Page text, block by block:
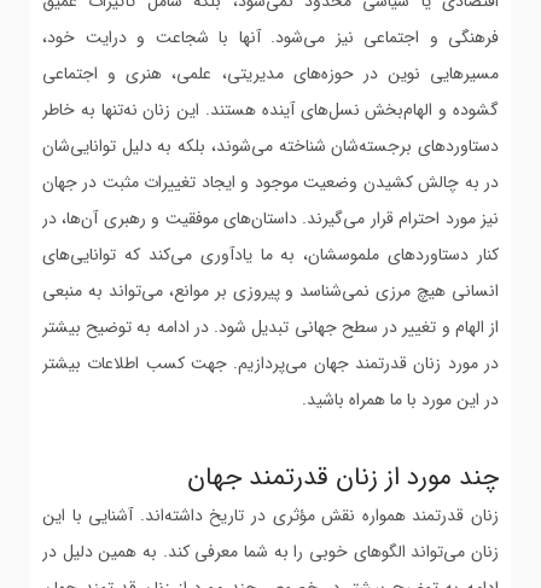
فرهنگی و اجتماعی نیز می‌شود. آنها با شجاعت و درایت خود،
مسیرهایی نوین در حوزه‌های مدیریتی، علمی، هنری و اجتماعی
گشوده و الهام‌بخش نسل‌های آینده هستند. این زنان نه‌تنها به خاطر
دستاوردهای برجسته‌شان شناخته می‌شوند، بلکه به دلیل توانایی‌شان
در به چالش کشیدن وضعیت موجود و ایجاد تغییرات مثبت در جهان
نیز مورد احترام قرار می‌گیرند. داستان‌های موفقیت و رهبری آن‌ها، در
کنار دستاوردهای ملموسشان، به ما یادآوری می‌کند که توانایی‌های
انسانی هیچ مرزی نمی‌شناسد و پیروزی بر موانع، می‌تواند به منبعی
از الهام و تغییر در سطح جهانی تبدیل شود. در ادامه به توضیح بیشتر
در مورد زنان قدرتمند جهان می‌پردازیم. جهت کسب اطلاعات بیشتر
در این مورد با ما همراه باشید.
چند مورد از زنان قدرتمند جهان
زنان قدرتمند همواره نقش مؤثری در تاریخ داشته‌اند. آشنایی با این
زنان می‌تواند الگوهای خوبی را به شما معرفی کند. به همین دلیل در